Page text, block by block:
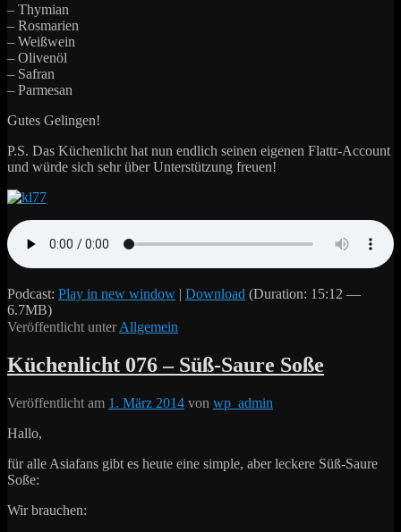
– Thymian
– Rosmarien
– Weißwein
– Olivenöl
– Safran
– Parmesan
Gutes Gelingen!
P.S. Das Küchenlicht hat nun endlich seinen eigenen Flattr-Account
und würde sich sehr über Unterstützung freuen!
Podcast: Play in new window | Download (Duration: 15:12 —
6.7MB)
Veröffentlicht unter Allgemein
Küchenlicht 076 – Süß-Saure Soße
Veröffentlicht am 1. März 2014 von wp_admin
Hallo,
für alle Asiafans gibt es heute eine simple, aber leckere Süß-Saure
Soße:
Wir brauchen: